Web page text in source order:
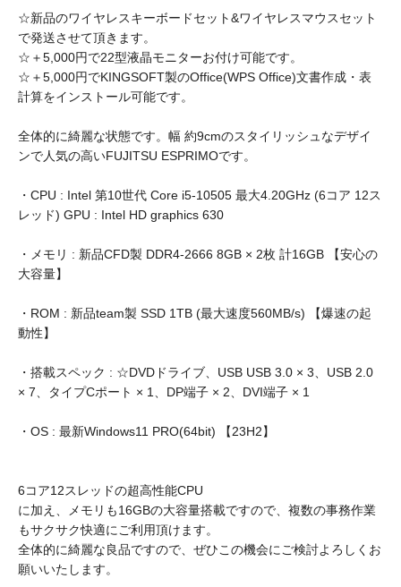
☆新品のワイヤレスキーボードセット&ワイヤレスマウスセット
で発送させて頂きます。
☆＋5,000円で22型液晶モニターお付け可能です。
☆＋5,000円でKINGSOFT製のOffice(WPS Office)文書作成・表
計算をインストール可能です。
全体的に綺麗な状態です。幅 約9cmのスタイリッシュなデザイ
ンで人気の高いFUJITSU ESPRIMOです。
・CPU : Intel 第10世代 Core i5-10505 最大4.20GHz (6コア 12ス
レッド) GPU : Intel HD graphics 630
・メモリ : 新品CFD製 DDR4-2666 8GB × 2枚 計16GB 【安心の
大容量】
・ROM : 新品team製 SSD 1TB (最大速度560MB/s) 【爆速の起
動性】
・搭載スペック : ☆DVDドライブ、USB USB 3.0 × 3、USB 2.0
× 7、タイプCポート × 1、DP端子 × 2、DVI端子 × 1
・OS : 最新Windows11 PRO(64bit) 【23H2】
6コア12スレッドの超高性能CPU
に加え、メモリも16GBの大容量搭載ですので、複数の事務作業
もサクサク快適にご利用頂けます。
全体的に綺麗な良品ですので、ぜひこの機会にご検討よろしくお
願いいたします。